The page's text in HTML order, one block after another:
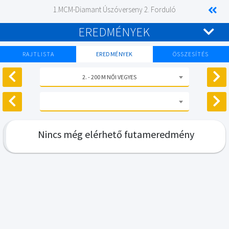
1.MCM-Diamant Úszóverseny 2. Forduló
EREDMÉNYEK
RAJTLISTA EREDMÉNYEK ÖSSZESÍTÉS
2. - 200 M NŐI VEGYES
Nincs még elérhető futameredmény